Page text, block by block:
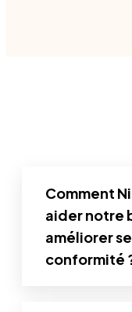
Comment
aider notre
améliorer
conformité